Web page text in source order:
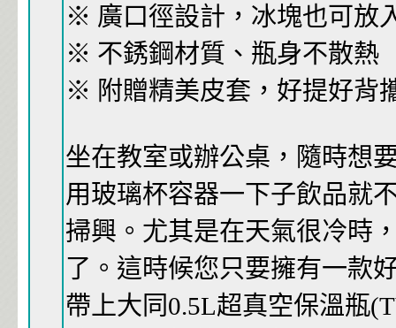
※ 廣口徑設計，冰塊也可放
※ 不銹鋼材質、瓶身不散熱
※ 附贈精美皮套，好提好背
坐在教室或辦公桌，隨時想
用玻璃杯容器一下子飲品就
掃興。尤其是在天氣很冷時
了。這時候您只要擁有一款
帶上大同0.5L超真空保溫瓶